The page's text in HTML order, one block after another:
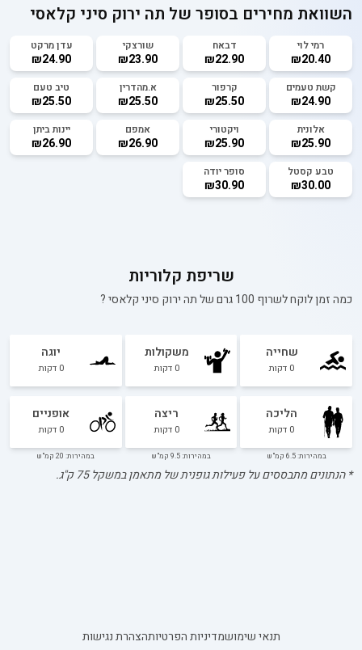
השוואת מחירים בסופר של תה ירוק סיני קלאסי
רמי לוי
₪20.40
דבאח
₪22.90
שורצקי
₪23.90
עדן מרקט
₪24.90
קשת טעמים
₪24.90
קרפור
₪25.50
א.מהדרין
₪25.50
טיב טעם
₪25.50
אלונית
₪25.90
ויקטורי
₪25.90
אמפם
₪26.90
יינות ביתן
₪26.90
טבע קסטל
₪30.00
סופר יודה
₪30.90
שריפת קלוריות
כמה זמן לוקח לשרוף 100 גרם של תה ירוק סיני קלאסי?
שחייה
0 דקות
משקולות
0 דקות
יוגה
0 דקות
הליכה
0 דקות
במהירות: 6.5 קמ"ש
ריצה
0 דקות
במהירות: 9.5 קמ"ש
אופניים
0 דקות
במהירות: 20 קמ"ש
* הנתונים מתבססים על פעילות גופנית של מתאמן במשקל75ק"ג.
תנאי שימושמדיניות הפרטיותהצהרת נגישות